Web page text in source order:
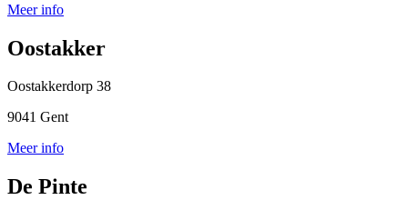
Meer info
Oostakker
Oostakkerdorp 38
9041 Gent
Meer info
De Pinte